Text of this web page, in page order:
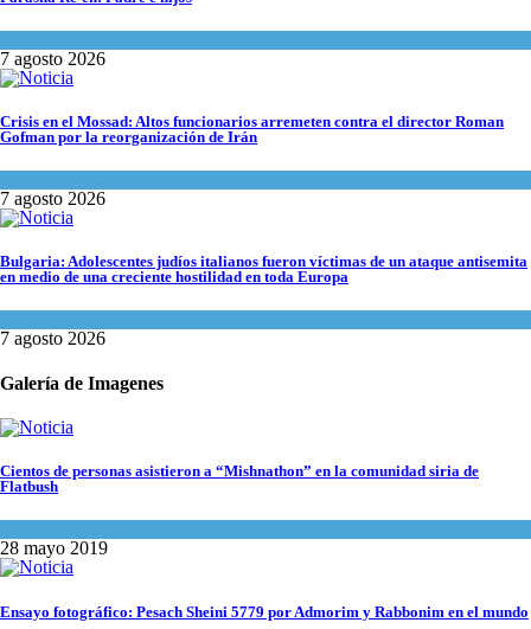
7 agosto 2026
Crisis en el Mossad: Altos funcionarios arremeten contra el director Roman
Gofman por la reorganización de Irán
7 agosto 2026
Bulgaria: Adolescentes judíos italianos fueron víctimas de un ataque antisemita
en medio de una creciente hostilidad en toda Europa
7 agosto 2026
Galería de Imagenes
Cientos de personas asistieron a “Mishnathon” en la comunidad siria de
Flatbush
28 mayo 2019
Ensayo fotográfico: Pesach Sheini 5779 por Admorim y Rabbonim en el mundo